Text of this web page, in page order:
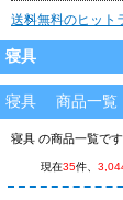
送料無料のヒット
寝具
寝具 商品一覧
寝具 の商品一覧です
現在35件、